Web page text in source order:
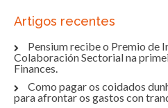
Artigos recentes
Pensium recibe o Premio de
Colaboración Sectorial na
Finances.
Como pagar os coidados
para afrontar os gastos con